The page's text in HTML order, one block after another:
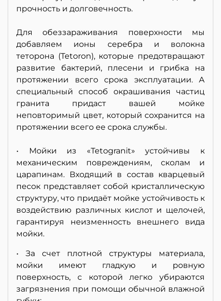
прочность и долговечность.
Для обеззараживания поверхности мы
добавляем ионы серебра и волокна
теторона (Tetoron), которые предотвращают
развитие бактерий, плесени и грибка на
протяжении всего срока эксплуатации. А
специальный способ окрашивания частиц
гранита придаст вашей мойке
неповторимый цвет, который сохранится на
протяжении всего ее срока службы.
• Мойки из «Tetogranit» устойчивы к
механическим повреждениям, сколам и
царапинам. Входящий в состав кварцевый
песок представляет собой кристаллическую
структуру, что придаёт мойке устойчивость к
воздействию различных кислот и щелочей,
гарантируя неизменность внешнего вида
мойки.
• За счет плотной структуры материала,
мойки имеют гладкую и ровную
поверхность, с которой легко убираются
загрязнения при помощи обычной влажной